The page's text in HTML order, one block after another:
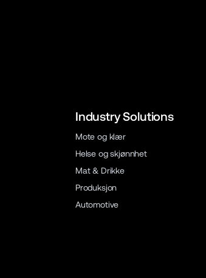
Industry Solutions
Mote og klær
Helse og skjønnhet
Mat & Drikke
Produksjon
Automotive